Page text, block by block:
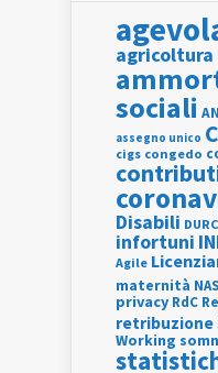
agricoltura
sociali
assegno unico
cigs congedo
Disabili DURC
infortuni
Agile
maternità
privacy RdC
retribuzione
Working